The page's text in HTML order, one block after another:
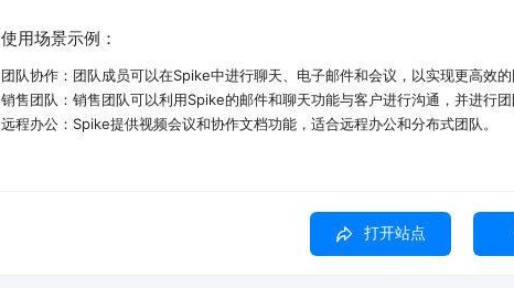
使用场景示例：
团队协作：团队成员可以在Spike中进行聊天、电子邮件和会议，以实现更高效的
销售团队：销售团队可以利用Spike的邮件和聊天功能与客户进行沟通，并进行团
远程办公：Spike提供视频会议和协作文档功能，适合远程办公和分布式团队。
打开站点